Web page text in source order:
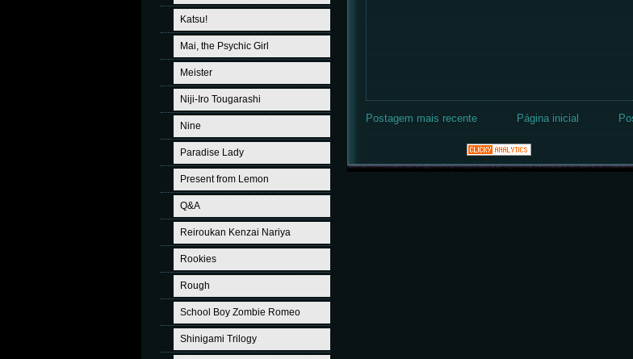
Katsu!
Mai, the Psychic Girl
Meister
Niji-Iro Tougarashi
Nine
Paradise Lady
Present from Lemon
Q&A
Reiroukan Kenzai Nariya
Rookies
Rough
School Boy Zombie Romeo
Shinigami Trilogy
Postagem mais recente Página inicial